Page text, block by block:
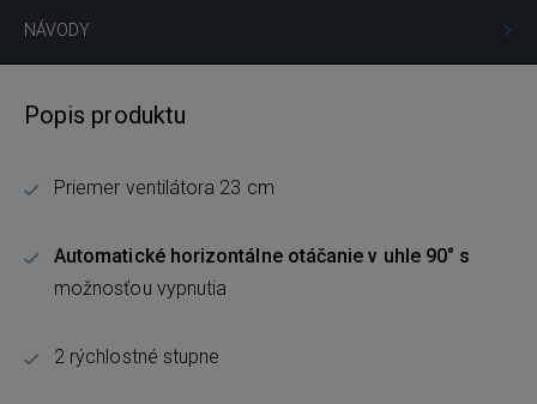
NÁVODY
Popis produktu
Priemer ventilátora 23 cm
Automatické horizontálne otáčanie v uhle 90° s
možnosťou vypnutia
2 rýchlostné stupne